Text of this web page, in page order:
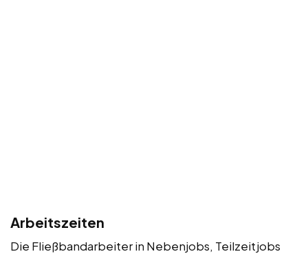
Arbeitszeiten
Die Fließbandarbeiter in Nebenjobs, Teilzeitjobs